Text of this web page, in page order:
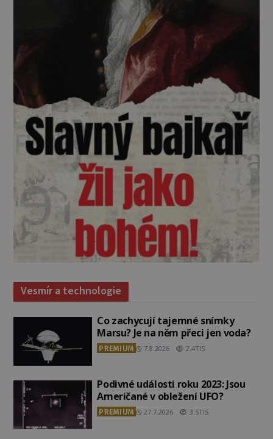
Vesmír a technologie
Co zachycují tajemné snímky
Marsu? Je na něm přeci jen voda?
PREMIUM 7.8.2026 2.4TIS
Podivné události roku 2023: Jsou
Američané v obležení UFO?
PREMIUM 27.7.2026 3.5TIS